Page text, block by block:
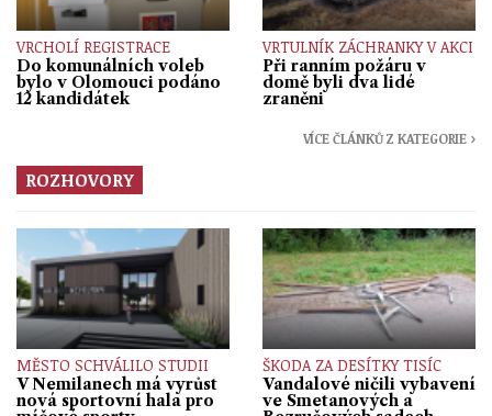
VRCHOLÍ REGISTRACE
Do komunálních voleb
bylo v Olomouci podáno
12 kandidátek
VRTULNÍK ZÁCHRANKY V AKCI
Při ranním požáru v
domě byli dva lidé
zraněni
VÍCE ČLÁNKŮ Z KATEGORIE ›
ROZHOVORY
MĚSTO SCHVÁLILO STUDII
V Nemilanech má vyrůst
nová sportovní hala pro
ŠKODA ZA DESÍTKY TISÍC
Vandalové ničili vybavení
ve Smetanových a